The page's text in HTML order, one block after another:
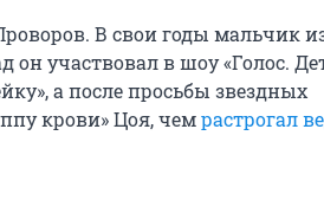
В свои годы мальчик
он участвовал в шоу «Голос.
а после просьбы звездных
крови» Цоя, чемрастрогал